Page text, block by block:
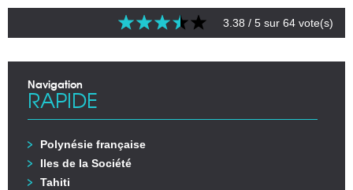
3.38 / 5 sur 64 vote(s)
Navigation
RAPIDE
Polynésie française
Iles de la Société
Tahiti